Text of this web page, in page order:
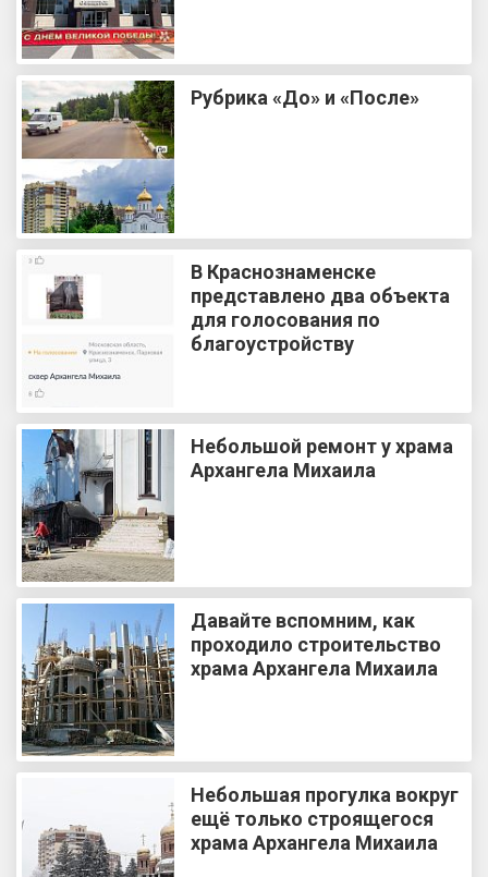
Рубрика «До» и «После»
В Краснознаменске
представлено два объекта
для голосования по
благоустройству
Небольшой ремонт у храма
Архангела Михаила
Давайте вспомним, как
проходило строительство
храма Архангела Михаила
Небольшая прогулка вокруг
ещё только строящегося
храма Архангела Михаила